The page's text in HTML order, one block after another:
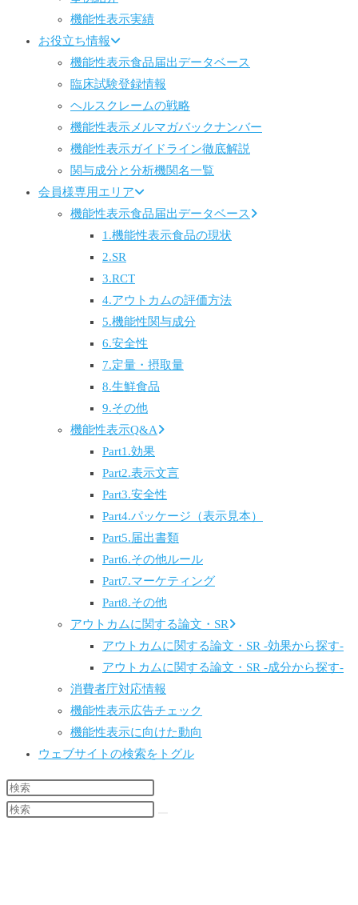
機能性表示実績
お役立ち情報
機能性表示食品届出データベース
臨床試験登録情報
ヘルスクレームの戦略
機能性表示メルマガバックナンバー
機能性表示ガイドライン徹底解説
関与成分と分析機関名一覧
会員様専用エリア
機能性表示食品届出データベース
1.機能性表示食品の現状
2.SR
3.RCT
4.アウトカムの評価方法
5.機能性関与成分
6.安全性
7.定量・摂取量
8.生鮮食品
9.その他
機能性表示Q&A
Part1.効果
Part2.表示文言
Part3.安全性
Part4.パッケージ（表示見本）
Part5.届出書類
Part6.その他ルール
Part7.マーケティング
Part8.その他
アウトカムに関する論文・SR
アウトカムに関する論文・SR -効果から探す-
アウトカムに関する論文・SR -成分から探す-
消費者庁対応情報
機能性表示広告チェック
機能性表示に向けた動向
ウェブサイトの検索をトグル